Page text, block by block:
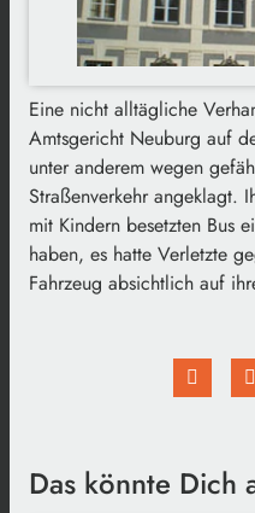
Eine nicht alltägliche
Amtsgericht Neuburg auf
unter anderem wegen
Straßenverkehr angeklagt.
mit Kindern besetzten Bus
haben, es hatte Verletzte
Fahrzeug absichtlich auf
Das könnte Dich